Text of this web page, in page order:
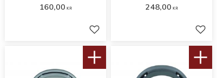
160,00 KR
Lägg till i favoriter
248,00 KR